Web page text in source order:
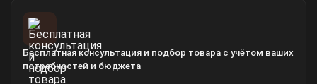
Бесплатная консультация и подбор товара с учётом ваших
потребностей и бюджета